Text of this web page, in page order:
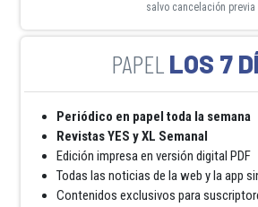
salvo cancelación previa
LOS 7
Periódico en papel toda la semana
Revistas YES y XL Semanal
Edición impresa en versión digital PDF
Todas las noticias de la web y la app
Contenidos exclusivos para